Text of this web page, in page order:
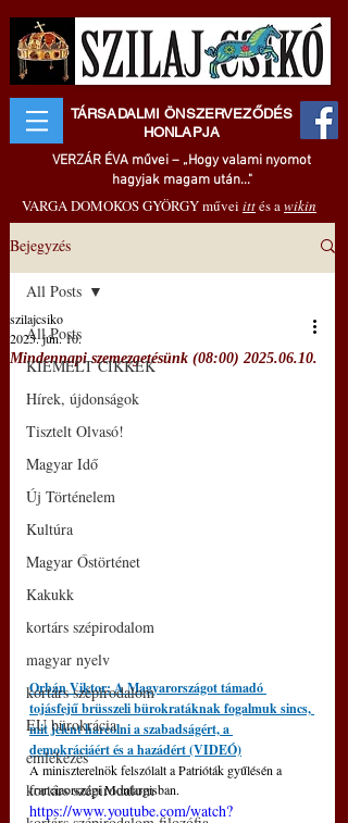
TÁRSADALMI ÖNSZERVEZŐDÉS
HONLAPJA
VERZÁR ÉVA művei – „Hogy valami nyomot
hagyjak magam után..."
VARGA DOMOKOS GYÖRGY művei ittés awikin
Bejegyzés
All Posts
KIEMELT CIKKEK
Hírek, újdonságok
Tisztelt Olvasó!
Magyar Idő
Új Történelem
Kultúra
Magyar Őstörténet
Kakukk
kortárs szépirodalom
magyar nyelv
kortárs szépirodalom
EU bürokrácia
emlékezés
kortárs szépirodalom
All Posts
Mindennapi szemezgetésünk (08:00) 2025.06.10.
szilajcsiko
2025. jún. 10.
Orbán Viktor: A Magyarországot támadó
tojásfejű brüsszeli bürokratáknak fogalmuk sincs,
mit jelent harcolni a szabadságért, a
demokráciáért és a hazádért (VIDEÓ)
A miniszterelnök felszólalt a Patrióták gyűlésén a
franciaországi Montargisban.
https://www.youtube.com/watch?